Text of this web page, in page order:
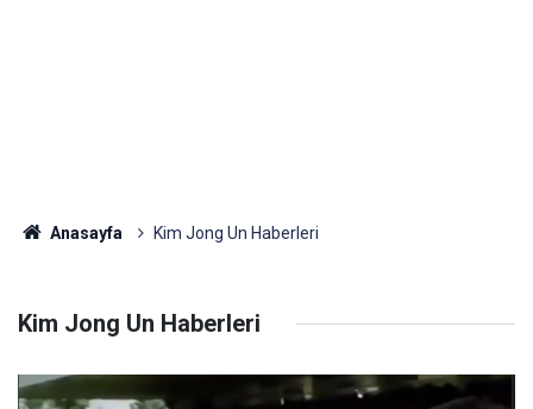
Anasayfa Kim Jong Un Haberleri
Kim Jong Un Haberleri